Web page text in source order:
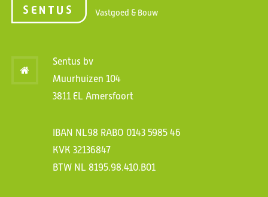
Vastgoed & Bouw
Sentus bv
Muurhuizen 104
3811 EL Amersfoort
IBAN NL98 RABO 0143 5985 46
KVK 32136847
BTW NL 8195.98.410.B01